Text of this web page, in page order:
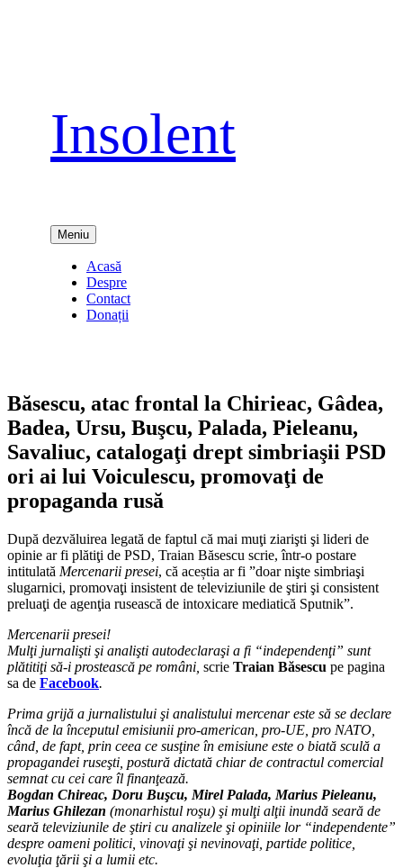
Insolent
Meniu
Acasă
Despre
Contact
Donații
Băsescu, atac frontal la Chirieac, Gâdea,
Badea, Ursu, Buşcu, Palada, Pieleanu,
Savaliuc, catalogaţi drept simbriaşii PSD
ori ai lui Voiculescu, promovaţi de
propaganda rusă
După dezvăluirea legată de faptul că mai muţi ziarişti şi lideri de
opinie ar fi plătiţi de PSD, Traian Băsescu scrie, într-o postare
intitulată Mercenarii presei, că aceștia ar fi ”doar nişte simbriaşi
slugarnici, promovaţi insistent de televiziunile de ştiri şi consistent
preluaţi de agenţia rusească de intoxicare mediatică Sputnik”.
Mercenarii presei!
Mulţi jurnalişti şi analişti autodeclaraşi a fi “independenţi” sunt
plătitiţi să-i prostească pe români, scrie Traian Băsescu pe pagina
sa de Facebook.
Prima grijă a jurnalistului şi analistului mercenar este să se declare
încă de la începutul emisiunii pro-american, pro-UE, pro NATO,
când, de fapt, prin ceea ce susţine în emisiune este o biată sculă a
propagandei ruseşti, postură dictată chiar de contractul comercial
semnat cu cei care îl finanţează.
Bogdan Chireac, Doru Buşcu, Mirel Palada, Marius Pieleanu,
Marius Ghilezan (monarhistul roşu) şi mulţi alţii inundă seară de
seară televiziunile de ştiri cu analizele şi opiniile lor “independente”
despre oameni politici, vinovaţi şi nevinovaţi, partide politice,
evoluţia ţării şi a lumii etc.